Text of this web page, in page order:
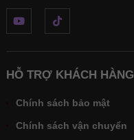
HỖ TRỢ KHÁCH HÀNG
Chính sách bảo mật
Chính sách vận chuyển